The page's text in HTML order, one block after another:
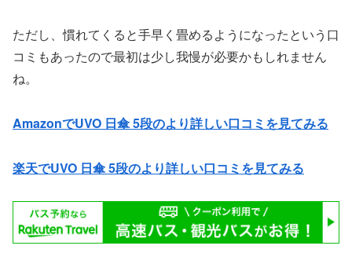
ただし、慣れてくると手早く畳めるようになったという口
コミもあったので最初は少し我慢が必要かもしれません
ね。
AmazonでUVO 日傘 5段のより詳しい口コミを見てみる
楽天でUVO 日傘 5段のより詳しい口コミを見てみる